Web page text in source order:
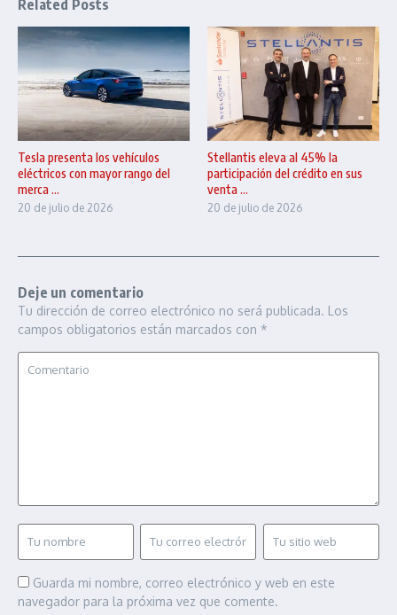
Related Posts
Tesla presenta los vehículos
eléctricos con mayor rango del
merca ...
20 de julio de 2026
Stellantis eleva al 45% la
participación del crédito en sus
venta ...
20 de julio de 2026
Deje un comentario
Tu dirección de correo electrónico no será publicada. Los
campos obligatorios están marcados con *
Guarda mi nombre, correo electrónico y web en este
navegador para la próxima vez que comente.